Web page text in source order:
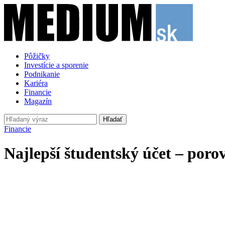
Pôžičky
Investície a sporenie
Podnikanie
Kariéra
Financie
Magazín
Hľadať
Financie
Najlepší študentský účet –